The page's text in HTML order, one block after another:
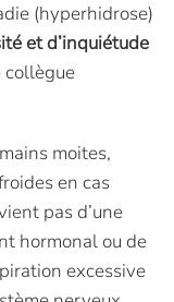
(hyperhidrose)
et d’inquiétude
collègue
moites,
en cas
pas d’une
hormonal ou de
excessive